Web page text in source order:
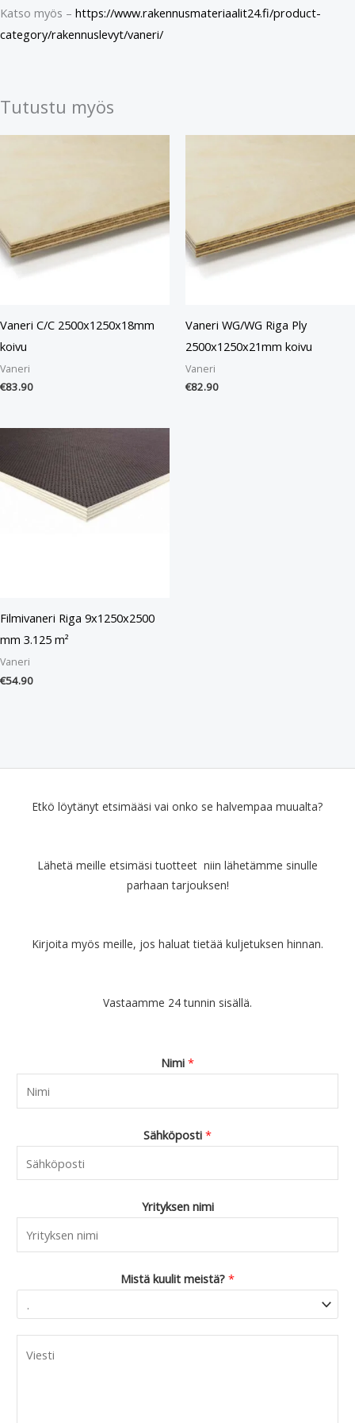
Katso myös – https://www.rakennusmateriaalit24.fi/product-
category/rakennuslevyt/vaneri/
Tutustu myös
Vaneri C/C 2500x1250x18mm
koivu
Vaneri
€83.90
Vaneri WG/WG Riga Ply
2500x1250x21mm koivu
Vaneri
€82.90
Filmivaneri Riga 9x1250x2500
mm 3.125 m²
Vaneri
€54.90
Etkö löytänyt etsimääsi vai onko se halvempaa muualta?
Lähetä meille etsimäsi tuotteet niin lähetämme sinulle
parhaan tarjouksen!
Kirjoita myös meille, jos haluat tietää kuljetuksen hinnan.
Vastaamme 24 tunnin sisällä.
Nimi *
Sähköposti *
Yrityksen nimi
Mistä kuulit meistä? *